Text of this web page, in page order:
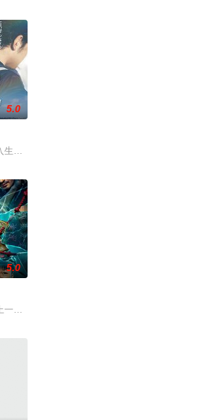
5.0
活的冲绳。与母亲朱音、妹妹舞一起生活的照屋
5.0
起离奇的神像杀人事件，勘案过程中，牵引出“婴胎